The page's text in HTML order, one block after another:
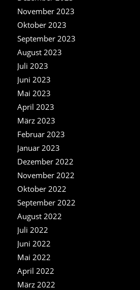
November 2023
Oktober 2023
September 2023
August 2023
Juli 2023
Juni 2023
Mai 2023
April 2023
März 2023
Februar 2023
Januar 2023
Dezember 2022
November 2022
Oktober 2022
September 2022
August 2022
Juli 2022
Juni 2022
Mai 2022
April 2022
März 2022